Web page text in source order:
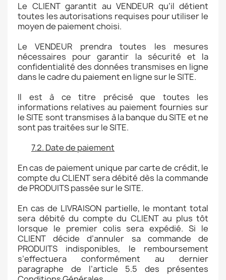
Le CLIENT garantit au VENDEUR qu’il détient
toutes les autorisations requises pour utiliser le
moyen de paiement choisi.
Le VENDEUR prendra toutes les mesures
nécessaires pour garantir la sécurité et la
confidentialité des données transmises en ligne
dans le cadre du paiement en ligne sur le SITE.
Il est à ce titre précisé que toutes les
informations relatives au paiement fournies sur
le SITE sont transmises à la banque du SITE et ne
sont pas traitées sur le SITE.
7.2. Date de paiement
En cas de paiement unique par carte de crédit, le
compte du CLIENT sera débité dès la commande
de PRODUITS passée sur le SITE.
En cas de LIVRAISON partielle, le montant total
sera débité du compte du CLIENT au plus tôt
lorsque le premier colis sera expédié. Si le
CLIENT décide d’annuler sa commande de
PRODUITS indisponibles, le remboursement
s’effectuera conformément au dernier
paragraphe de l’article 5.5 des présentes